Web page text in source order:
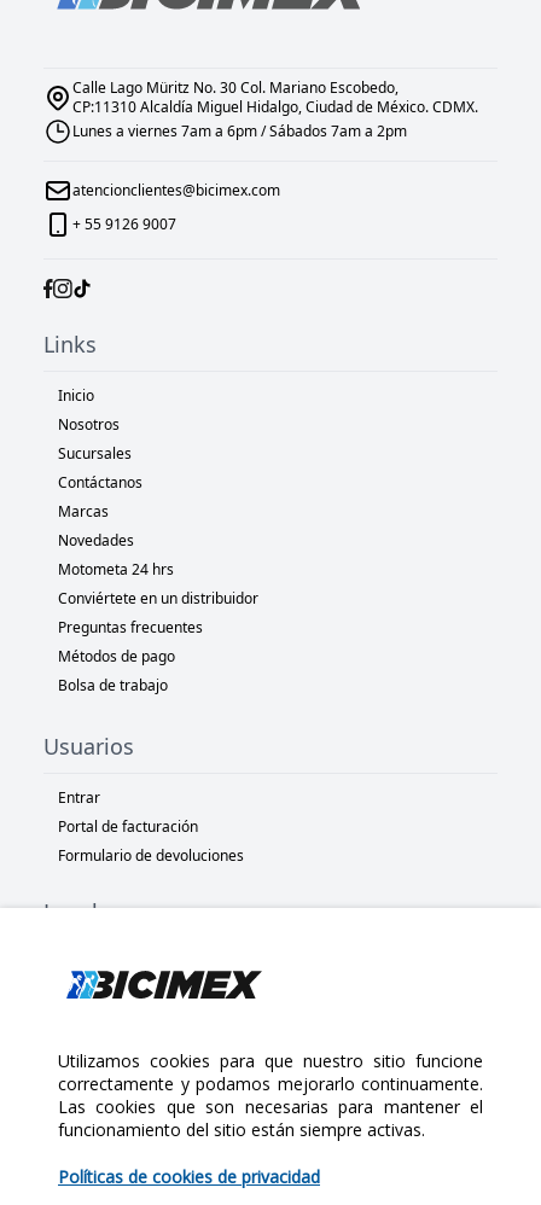
$125.00
Calle Lago Müritz No. 30 Col. Mariano Escobedo,
CP:11310 Alcaldía Miguel Hidalgo, Ciudad de México. CDMX.
Lunes a viernes 7am a 6pm / Sábados 7am a 2pm
atencionclientes@bicimex.com
+ 55 9126 9007
Links
Inicio
Nosotros
Sucursales
Contáctanos
Marcas
Novedades
Motometa 24 hrs
Conviértete en un distribuidor
Preguntas frecuentes
Métodos de pago
Bolsa de trabajo
Usuarios
Entrar
Portal de facturación
Formulario de devoluciones
Legal
Políticas de privacidad
Políticas de devolución
Copyright 2025 Bicimex®. All rights reserved. Today is Jueves,
Agosto 6, 2026
Utilizamos cookies para que nuestro sitio funcione
correctamente y podamos mejorarlo continuamente.
Las cookies que son necesarias para mantener el
funcionamiento del sitio están siempre activas.
Políticas de cookies de privacidad